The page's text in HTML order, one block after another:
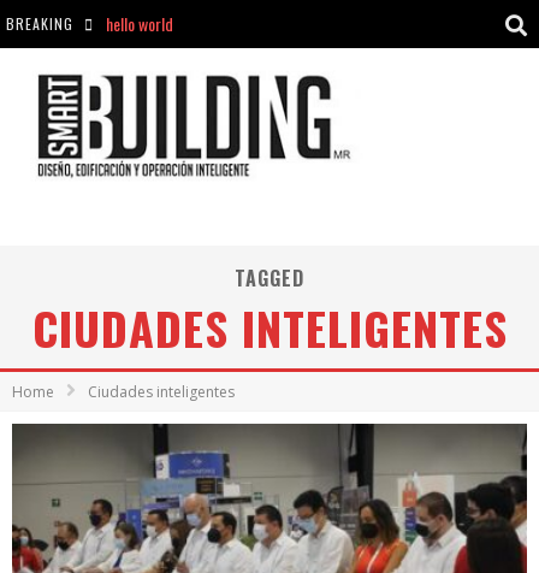
BREAKING
hello world
hello world
TAGGED
CIUDADES INTELIGENTES
Home Ciudades inteligentes